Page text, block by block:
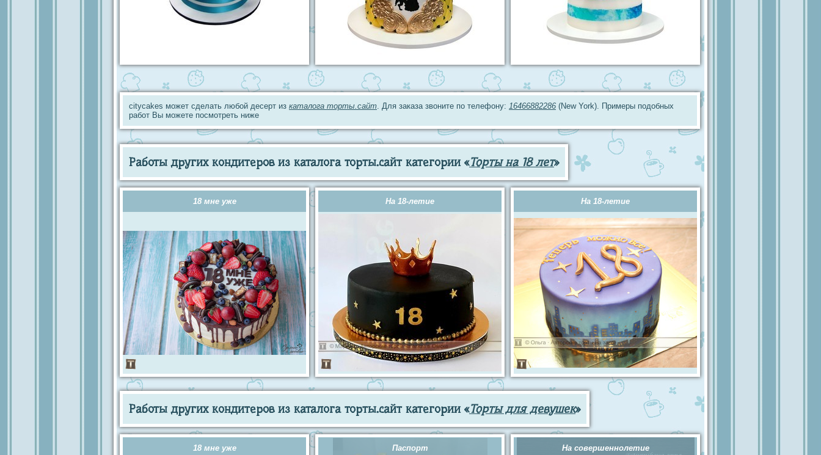
citycakes может сделать любой десерт из каталога торты.сайт. Для заказа звоните по телефону: 16466882286 (New York). Примеры подобных
работ Вы можете посмотреть ниже
Работы других кондитеров из каталога торты.сайт категории «Торты на 18 лет»
18 мне уже На 18-летие На 18-летие
Работы других кондитеров из каталога торты.сайт категории «Торты для девушек»
18 мне уже Паспорт На совершеннолетие